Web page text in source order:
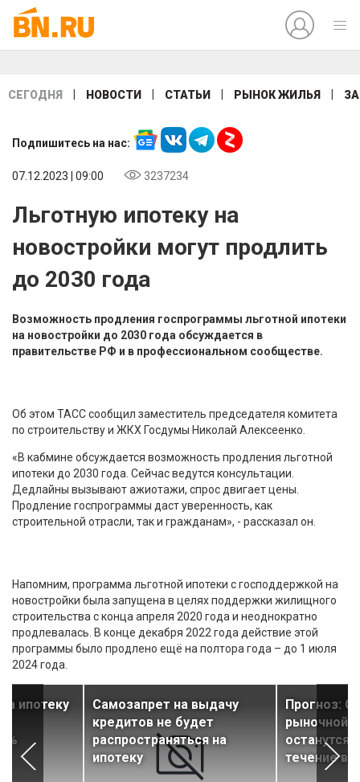
СЕГОДНЯ НОВОСТИ СТАТЬИ РЫНОК ЖИЛЬЯ
Подпишитесь на нас:
07.12.2023 | 09:00 3237234
Льготную ипотеку на
новостройки могут продлить
до 2030 года
Возможность продления госпрограммы льготной ипотеки
на новостройки до 2030 года обсуждается в
правительстве РФ и в профессиональном сообществе.
Об этом ТАСС сообщил заместитель председателя комитета
по строительству и ЖКХ Госдумы Николай Алексеенко.
«В кабмине обсуждается возможность продления льготной
ипотеки до 2030 года. Сейчас ведутся консультации.
Дедлайны вызывают ажиотажи, спрос двигает цены.
Продление госпрограммы даст уверенность, как
строительной отрасли, так и гражданам», - рассказал он.
Напомним, программа льготной ипотеки с господдержкой на
новостройки была запущена в целях поддержки жилищного
строительства с конца апреля 2020 года и неоднократно
продлевалась. В конце декабря 2022 года действие этой
программы было продлено ещё на полтора года – до 1 июля
2024 года.
ипотеку
Самозапрет на выдачу
кредитов не будет
распространяться на
ипотеку
Прогноз:
рыночной
останутся
течение